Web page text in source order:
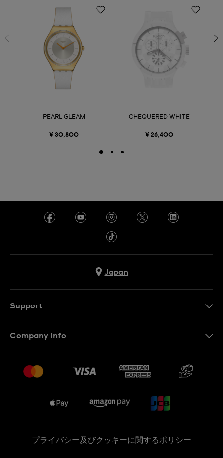
PEARL GLEAM
¥ 30,800
CHEQUERED WHITE
¥ 26,400
Japan
Support
販売契約条件
Company Info
Swatchで働く
プライバシー及びクッキーに関するポリシー